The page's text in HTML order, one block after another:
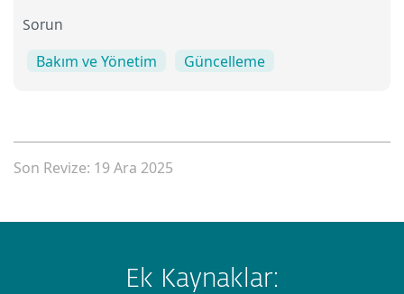
Sorun
Bakım ve Yönetim Güncelleme
Son Revize: 19 Ara 2025
Ek Kaynaklar: